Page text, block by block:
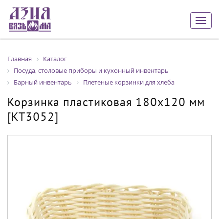
Главная
Каталог
Посуда, столовые приборы и кухонный инвентарь
Барный инвентарь
Плетеные корзинки для хлеба
Корзинка пластиковая 180х120 мм
[KT3052]